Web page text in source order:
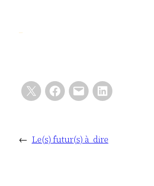
← Le(s) futur(s) à dire